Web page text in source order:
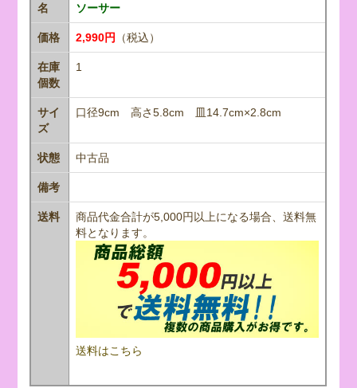
名
ソーサー
価格 2,990円 （税込）
在庫
個数
1
サイ
ズ
口径9cm 高さ5.8cm 皿14.7cm×2.8cm
状態 中古品
備考
送料
商品代金合計が5,000円以上になる場合、送料無
料となります。
送料はこちら